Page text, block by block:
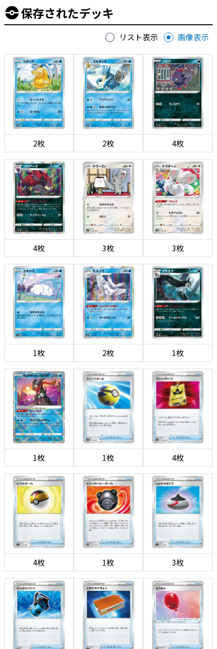
保存されたデッキ
リスト表示 画像表示
2枚 2枚 4枚
4枚 3枚 3枚
1枚 2枚 1枚
1枚 1枚 4枚
4枚 1枚 3枚